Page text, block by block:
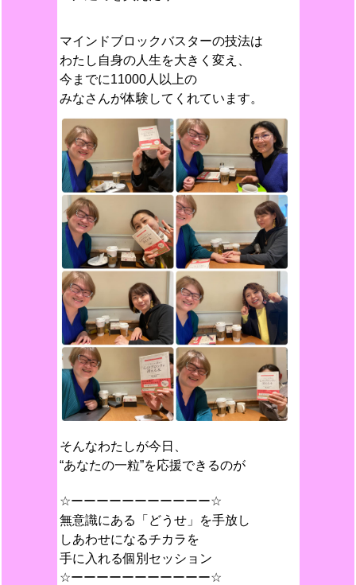
マインドブロックバスターの技法は
わたし自身の人生を大きく変え、
今までに11000人以上の
みなさんが体験してくれています。
そんなわたしが今日、
“あなたの一粒”を応援できるのが
☆ーーーーーーーーーーー☆
無意識にある「どうせ」を手放し
しあわせになるチカラを
手に入れる個別セッション
☆ーーーーーーーーーーー☆